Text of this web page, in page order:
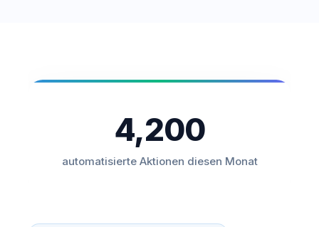
4,200
automatisierte Aktionen diesen Monat